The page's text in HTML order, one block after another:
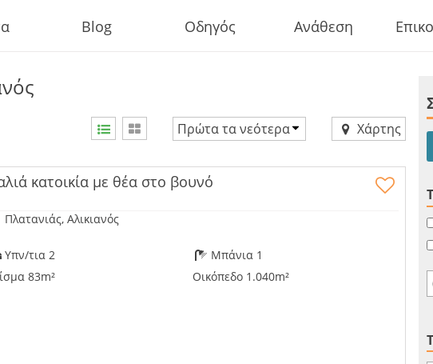
Blog Οδηγός Ανάθεση
Πρώτα τα νεότερα
Τιμή φθίνουσα
Χάρτης
κατοικία με θέα στο βουνό
Πλατανιάς, Αλικιανός
Υπν/τια 2
Μπάνια 1
83m²
Οικόπεδο 1.040m²